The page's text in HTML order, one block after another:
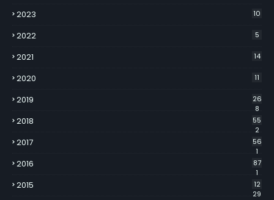
2023 10
2022 5
2021 14
2020 11
2019
26
8
2018
55
2
2017
56
1
2016
87
1
2015
12
29